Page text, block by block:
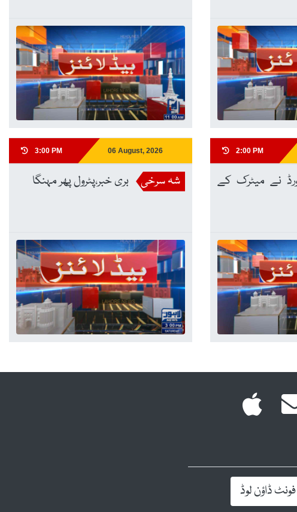
2:00 PM
نے میٹرک کے
3:00 PM 06 August, 2026
شہ سرخی بری خبر،پٹرول پھر مہنگا
فونٹ ڈاؤن لوڈ